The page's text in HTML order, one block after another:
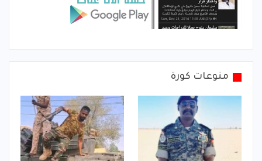
منوعات كورة